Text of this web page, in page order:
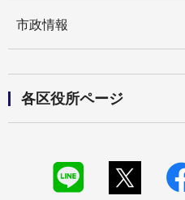
市政情報
各区役所ページ